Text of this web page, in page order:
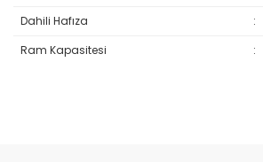
Dahili Hafıza
:
Ram Kapasitesi
: